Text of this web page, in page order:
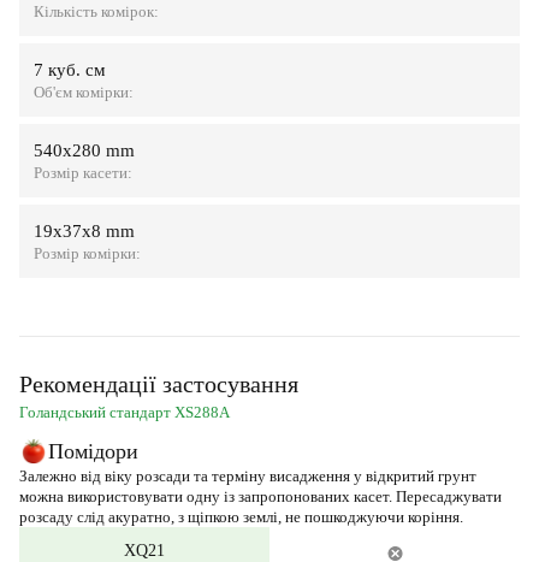
Кількість комірок:
7 куб. см
Об'єм комірки:
540х280 mm
Розмір касети:
19х37х8 mm
Розмір комірки:
Рекомендації застосування
Голандський стандарт XS288A
Помідори
Залежно від віку розсади та терміну висадження у відкритий грунт
можна використовувати одну із запропонованих касет. Пересаджувати
розсаду слід акуратно, з щіпкою землі, не пошкоджуючи коріння.
XQ21